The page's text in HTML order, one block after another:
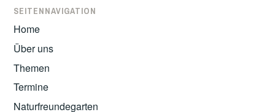
SEITENNAVIGATION
Home
Über uns
Themen
Termine
Naturfreundegarten